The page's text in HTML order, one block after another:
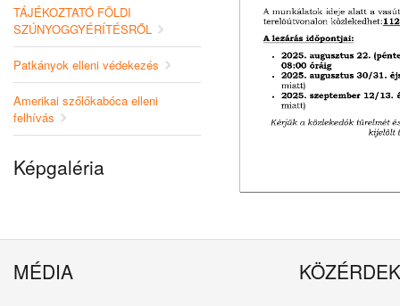
TÁJÉKOZTATÓ FÖLDI
SZÚNYOGGYÉRÍTÉSRŐL
Patkányok elleni védekezés
Amerikai szőlőkabóca elleni
felhívás
Képgaléria
MÉDIA